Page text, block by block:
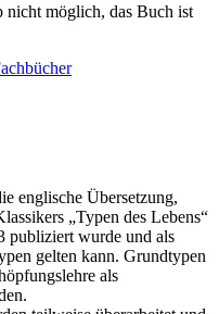
nicht möglich, das Buch ist
englische Übersetzung,
„Typen des Lebens“
publiziert wurde und als
gelten kann. Grundtypen
als